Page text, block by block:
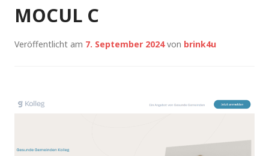
MOCUL C
Veröffentlicht am 7. September 2024von brink4u